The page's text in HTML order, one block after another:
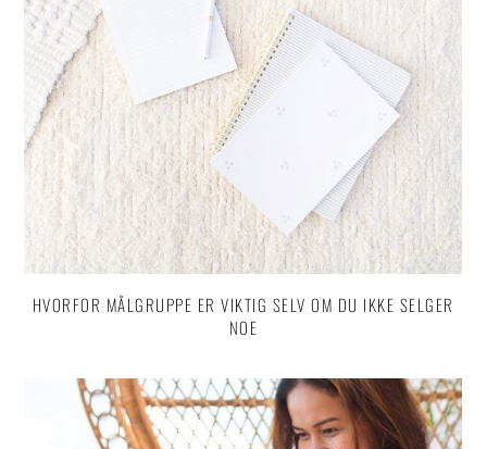
HVORFOR MÅLGRUPPE ER VIKTIG SELV OM DU IKKE SELGER
NOE